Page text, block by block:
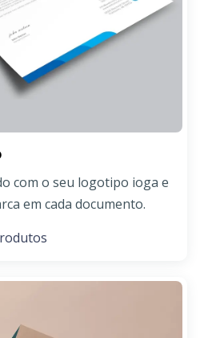
com o seu logotipo ioga e
em cada documento.